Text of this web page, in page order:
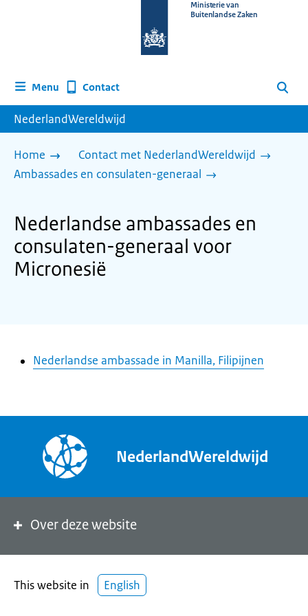
homepage
Ministerie van
Buitenlandse Zaken
Menu Contact Zoeken
NederlandWereldwijd
Home
Contact met NederlandWereldwijd
Ambassades en consulaten-generaal
Nederlandse ambassades en
consulaten-generaal voor
Micronesië
Nederlandse ambassade in Manilla, Filipijnen
NederlandWereldwijd
Over deze website
This website in English